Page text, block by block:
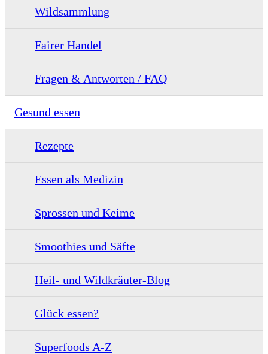
Wildsammlung
Fairer Handel
Fragen & Antworten / FAQ
Gesund essen
Rezepte
Essen als Medizin
Sprossen und Keime
Smoothies und Säfte
Heil- und Wildkräuter-Blog
Glück essen?
Superfoods A-Z